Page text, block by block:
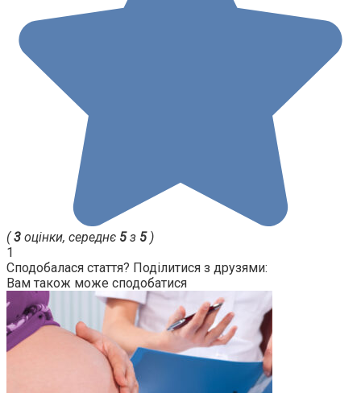
(3 оцінки, середнє 5з 5)
1
Сподобалася стаття? Поділитися з друзями:
Вам також може сподобатися